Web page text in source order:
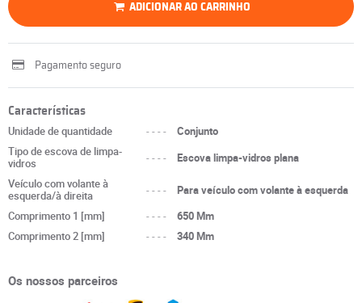
ADICIONAR AO CARRINHO
Pagamento seguro
Características
Unidade de quantidade ----
Conjunto
Tipo de escova de limpa-
vidros
----
Escova limpa-vidros plana
Veículo com volante à
esquerda/à direita
----
Para veículo com volante à esquerda
Comprimento 1 [mm]
----
650 Mm
Comprimento 2 [mm]
---- 340 Mm
Os nossos parceiros